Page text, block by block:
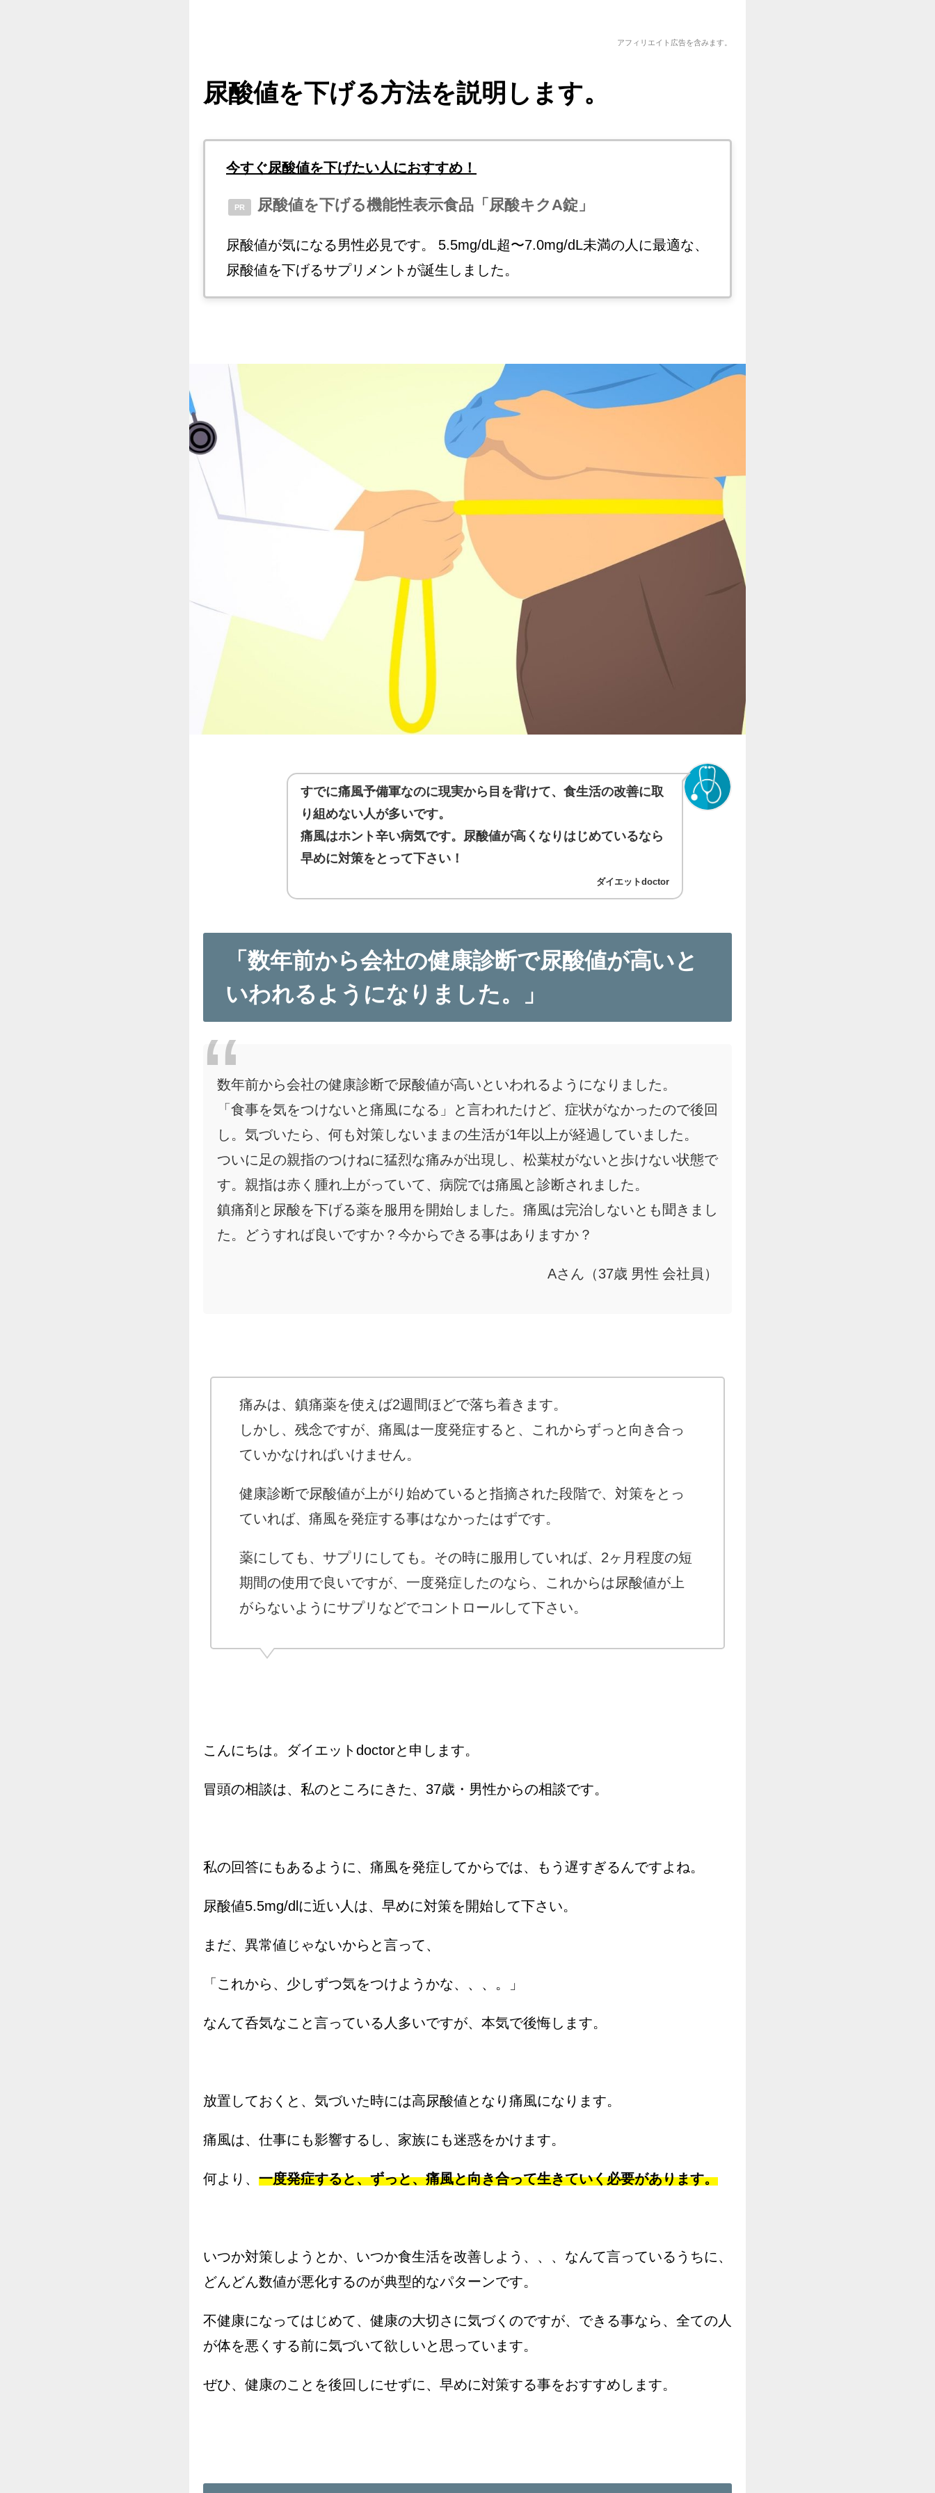
アフィリエイト広告を含みます。
尿酸値を下げる方法を説明します。
今すぐ尿酸値を下げたい人におすすめ！
PR 尿酸値を下げる機能性表示食品「尿酸キクA錠」
尿酸値が気になる男性必見です。 5.5mg/dL超〜7.0mg/dL未満の人に最適な、
尿酸値を下げるサプリメントが誕生しました。
すでに痛風予備軍なのに現実から目を背けて、食生活の改善に取
り組めない人が多いです。
痛風はホント辛い病気です。尿酸値が高くなりはじめているなら
早めに対策をとって下さい！
ダイエットdoctor
「数年前から会社の健康診断で尿酸値が高いと
いわれるようになりました。」
数年前から会社の健康診断で尿酸値が高いといわれるようになりました。
「食事を気をつけないと痛風になる」と言われたけど、症状がなかったので後回
し。気づいたら、何も対策しないままの生活が1年以上が経過していました。
ついに足の親指のつけねに猛烈な痛みが出現し、松葉杖がないと歩けない状態で
す。親指は赤く腫れ上がっていて、病院では痛風と診断されました。
鎮痛剤と尿酸を下げる薬を服用を開始しました。痛風は完治しないとも聞きまし
た。どうすれば良いですか？今からできる事はありますか？
Aさん（37歳 男性 会社員）
痛みは、鎮痛薬を使えば2週間ほどで落ち着きます。
しかし、残念ですが、痛風は一度発症すると、これからずっと向き合っ
ていかなければいけません。
健康診断で尿酸値が上がり始めていると指摘された段階で、対策をとっ
ていれば、痛風を発症する事はなかったはずです。
薬にしても、サプリにしても。その時に服用していれば、2ヶ月程度の短
期間の使用で良いですが、一度発症したのなら、これからは尿酸値が上
がらないようにサプリなどでコントロールして下さい。
こんにちは。ダイエットdoctorと申します。
冒頭の相談は、私のところにきた、37歳・男性からの相談です。
私の回答にもあるように、痛風を発症してからでは、もう遅すぎるんですよね。
尿酸値5.5mg/dlに近い人は、早めに対策を開始して下さい。
まだ、異常値じゃないからと言って、
「これから、少しずつ気をつけようかな、、、。」
なんて呑気なこと言っている人多いですが、本気で後悔します。
放置しておくと、気づいた時には高尿酸値となり痛風になります。
痛風は、仕事にも影響するし、家族にも迷惑をかけます。
何より、 一度発症すると、ずっと、痛風と向き合って生きていく必要があります。
いつか対策しようとか、いつか食生活を改善しよう、、、なんて言っているうちに、
どんどん数値が悪化するのが典型的なパターンです。
不健康になってはじめて、健康の大切さに気づくのですが、できる事なら、全ての人
が体を悪くする前に気づいて欲しいと思っています。
ぜひ、健康のことを後回しにせずに、早めに対策する事をおすすめします。